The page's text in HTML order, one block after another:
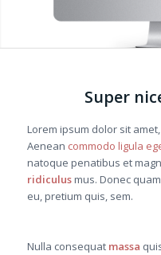
Super
Lorem ipsum dolor sit
Aenean commodo ligula
natoque penatibus et
ridiculusmus. Donec
eu, pretium quis, sem.
Nulla consequat massa